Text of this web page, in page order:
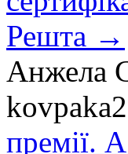
Решта →
Анжела
премії.